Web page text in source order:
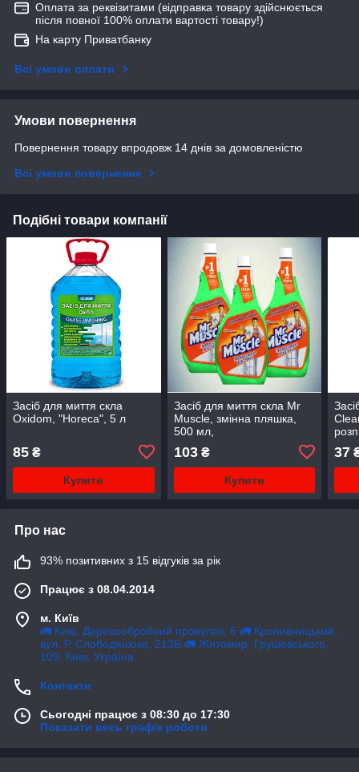
Оплата за реквізитами (відправка товару здійснюється
після повної 100% оплати вартості товару!)
На карту Приватбанку
Всі умови оплати
Умови повернення
Повернення товару впродовж 14 днів за домовленістю
Всі умови повернення
Подібні товари компанії
Засіб для миття скла
Oxidom, "Horeca", 5 л
85 ₴
Купити
Засіб для миття скла Mr
Muscle, змінна пляшка,
500 мл,
103₴
Купити
37
Про нас
93% позитивних з 15 відгуків за рік
Працює з 08.04.2014
м. Київ
🚛 Київ, Деревообробний провулок, 5 🚛 Кропивницький,
вул. Р. Слободянюка, 213Б 🚛 Житомир, Грушевського,
109, Київ, Україна
Контакти
Сьогодні працює з 08:30 до 17:30
Показати весь графік роботи